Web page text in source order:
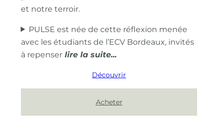
et notre terroir.
PULSE est née de cette réflexion menée
avec les étudiants de l’ECV Bordeaux, invités
à repenser
Découvrir
Acheter